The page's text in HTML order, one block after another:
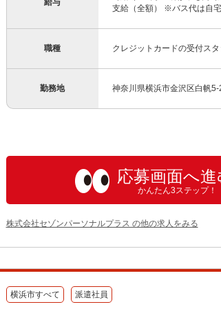
給与
支給（全額） ※バス代は自
職種 クレジットカードの受付スタ
勤務地 神奈川県横浜市金沢区白帆5-
応募画面へ進
かんたん3ステップ！
株式会社セゾンパーソナルプラス の他の求人をみる
横浜市すべて 派遣社員